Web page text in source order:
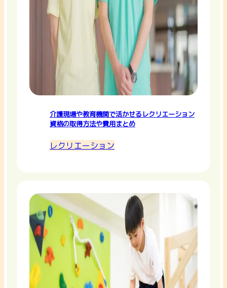
介護現場や教育機関で活かせるレクリエーション
資格の取得方法や費用まとめ
レクリエーション